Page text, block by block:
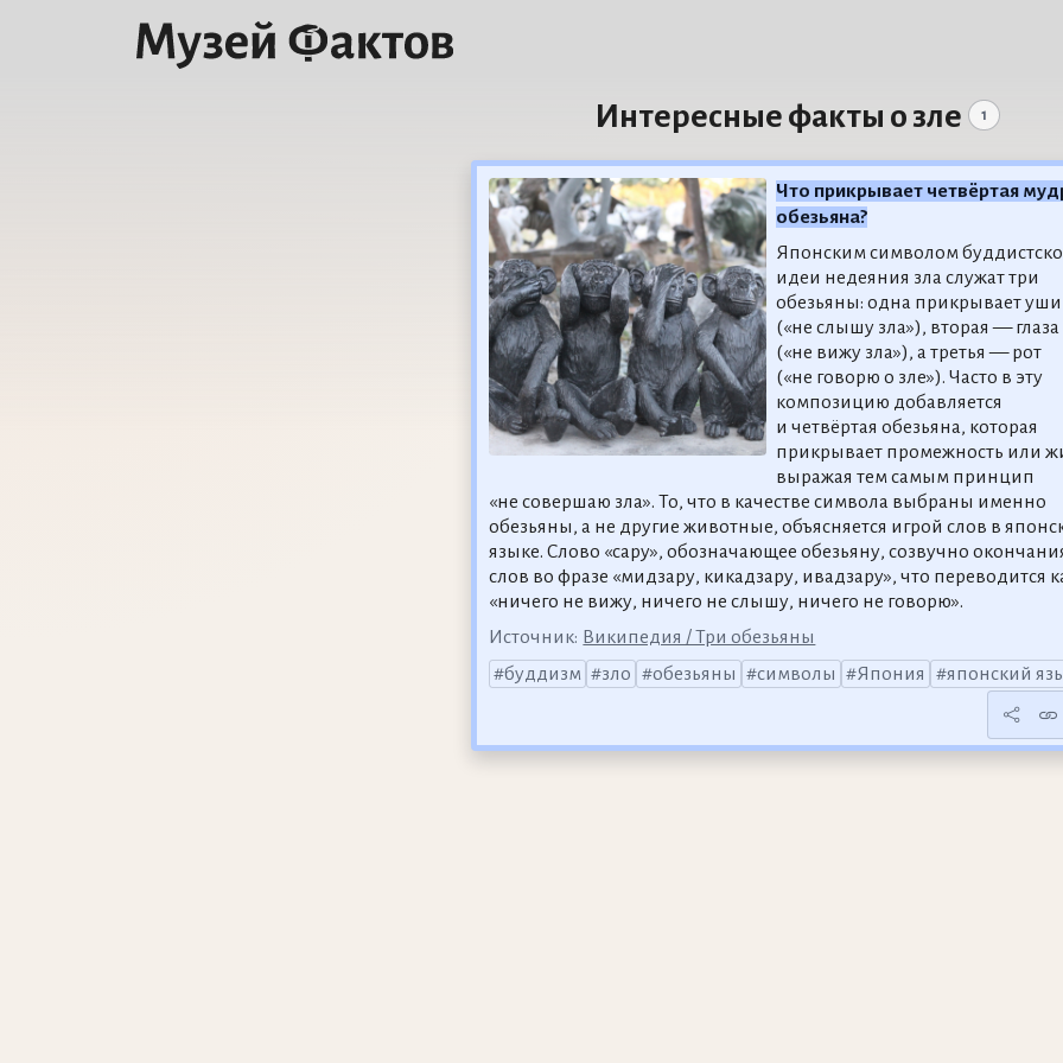
Интересные факты о зле 1
Что прикрывает четвёртая
обезьяна?
Японским символом
идеи недеяния зла служат три
обезьяны: одна прикрывает уши
(«не слышу зла»), вторая — глаза
(«не вижу зла»), а третья — рот
(«не говорю о зле»). Часто в эту
композицию добавляется
и четвёртая обезьяна, которая
прикрывает промежность или
выражая тем самым принцип
«не совершаю зла». То, что в качестве символа выбраны именно
обезьяны, а не другие животные, объясняется игрой слов в
языке. Слово «сару», обозначающее обезьяну, созвучно
слов во фразе «мидзару, кикадзару, ивадзару», что переводится
«ничего не вижу, ничего не слышу, ничего не говорю».
Источник: Википедия / Три обезьяны
буддизм
зло обезьяны символы Япония японский